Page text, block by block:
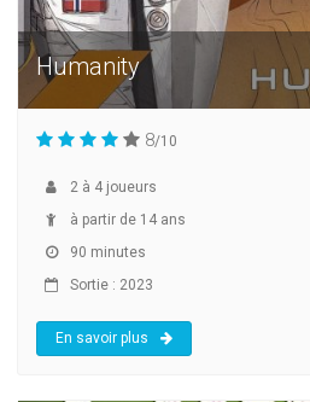
Humanity
8/10
2 à 4 joueurs
à partir de 14 ans
90 minutes
Sortie : 2023
En savoir plus